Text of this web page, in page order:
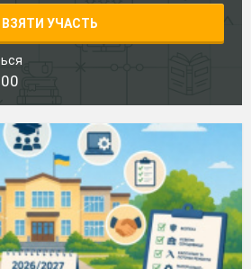
ВЗЯТИ УЧАСТЬ